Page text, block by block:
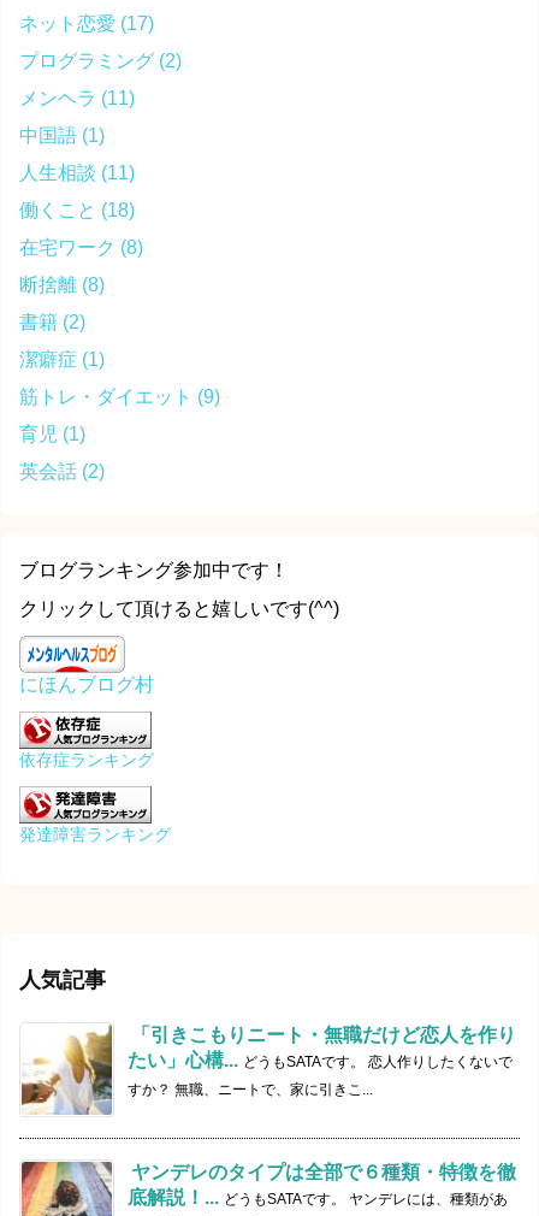
ネット恋愛 (17)
プログラミング (2)
メンヘラ (11)
中国語 (1)
人生相談 (11)
働くこと (18)
在宅ワーク (8)
断捨離 (8)
書籍 (2)
潔癖症 (1)
筋トレ・ダイエット (9)
育児 (1)
英会話 (2)
ブログランキング参加中です！
クリックして頂けると嬉しいです(^^)
にほんブログ村
依存症ランキング
発達障害ランキング
人気記事
「引きこもりニート・無職だけど恋人を作り
たい」心構... どうもSATAです。 恋人作りしたくないで
すか？ 無職、ニートで、家に引きこ...
ヤンデレのタイプは全部で６種類・特徴を徹
底解説！... どうもSATAです。 ヤンデレには、種類があ